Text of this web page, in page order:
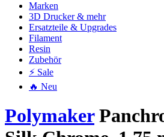
Marken
3D Drucker & mehr
Ersatzteile & Upgrades
Filament
Resin
Zubehör
⚡ Sale
🔥 Neu
Polymaker